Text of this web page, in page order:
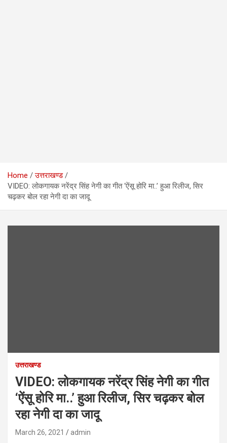
Home
उत्तराखण्ड
VIDEO: लोकगायक नरेंद्र सिंह नेगी का गीत ‘ऐंसू होरि मा..’ हुआ रिलीज, सिर
चढ़कर बोल रहा नेगी दा का जादू
उत्तराखण्ड
VIDEO: लोकगायक नरेंद्र सिंह नेगी का गीत
‘ऐंसू होरि मा..’ हुआ रिलीज, सिर चढ़कर बोल
रहा नेगी दा का जादू
March 26, 2021 admin